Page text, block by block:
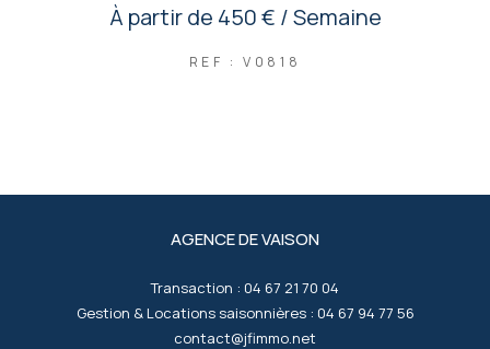
À partir de 450 € / Semaine
REF : V0818
AGENCE DE VAISON
Transaction : 04 67 21 70 04
Gestion & Locations saisonnières : 04 67 94 77 56
contact@jfimmo.net